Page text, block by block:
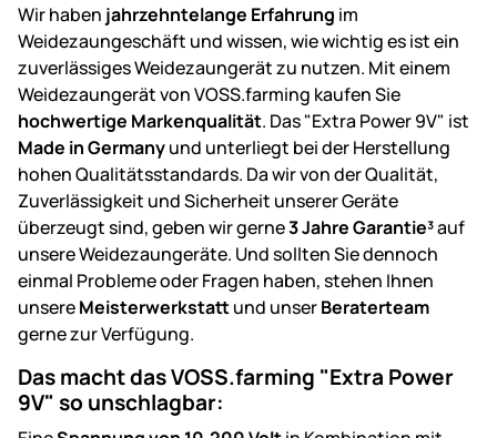
Wir haben jahrzehntelange Erfahrung im
Weidezaungeschäft und wissen, wie wichtig es ist ein
zuverlässiges Weidezaungerät zu nutzen. Mit einem
Weidezaungerät von VOSS.farming kaufen Sie
hochwertige Markenqualität. Das "Extra Power 9V" ist
Made in Germanyund unterliegt bei der Herstellung
hohen Qualitätsstandards. Da wir von der Qualität,
Zuverlässigkeit und Sicherheit unserer Geräte
überzeugt sind, geben wir gerne3 Jahre Garantie³auf
unsere Weidezaungeräte. Und sollten Sie dennoch
einmal Probleme oder Fragen haben, stehen Ihnen
unsereMeisterwerkstattund unserBeraterteam
gerne zur Verfügung.
Das macht das VOSS.farming "Extra Power
9V" so unschlagbar: